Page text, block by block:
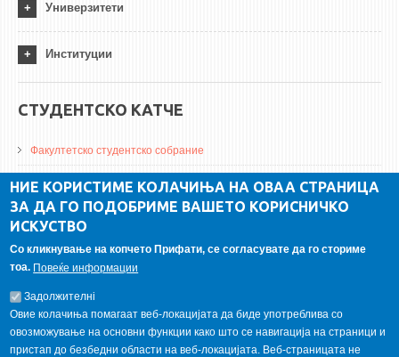
Универзитети
Институции
СТУДЕНТСКО КАТЧЕ
Факултетско студентско собрание
ДА Винчи магазин
Алумни асоцијација
ГАЛЕРИЈА
НИЕ КОРИСТИМЕ КОЛАЧИЊА НА ОВАА СТРАНИЦА
ЗА ДА ГО ПОДОБРИМЕ ВАШЕТО КОРИСНИЧКО
ИСКУСТВО
Со кликнување на копчето Прифати, се согласувате да го сториме
тоа. Повеќе информации
Задолжителнi
Овие колачиња помагаат веб-локацијата да биде употреблива со
овозможување на основни функции како што се навигација на страници и
пристап до безбедни области на веб-локацијата. Веб-страницата не